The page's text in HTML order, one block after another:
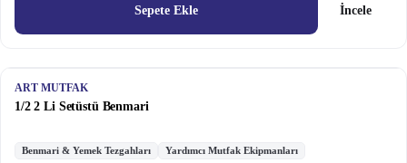
Sepete Ekle İncele
ART MUTFAK
1/2 2 Li Setüstü Benmari
Benmari & Yemek Tezgahları Yardımcı Mutfak Ekipmanları